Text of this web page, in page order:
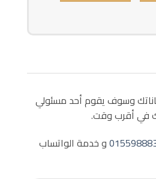
وسوف يقوم أحد مسئولي
في أقرب وقت.
و خدمة الواتساب